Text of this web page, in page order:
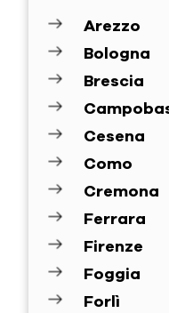
Arezzo
Bologna
Brescia
Cesena
Como
Cremona
Ferrara
Firenze
Foggia
Forlì